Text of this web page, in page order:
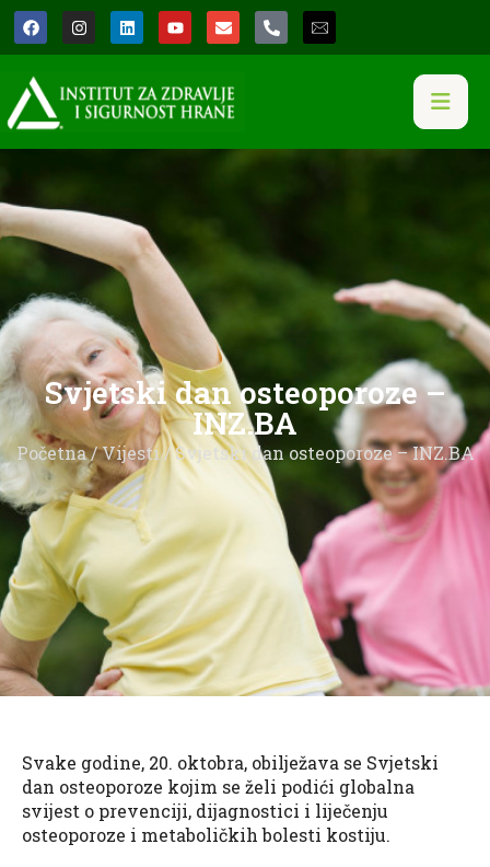
Svjetski dan osteoporoze –
INZ.BA
Početna/Vijesti/ Svjetski dan osteoporoze – INZ.BA
Svake godine, 20. oktobra, obilježava se Svjetski
dan osteoporoze kojim se želi podići globalna
svijest o prevenciji, dijagnostici i liječenju
osteoporoze i metaboličkih bolesti kostiju.